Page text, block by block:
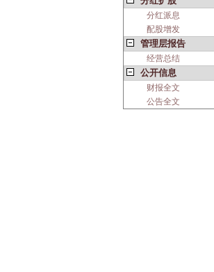
分红派息
配股增发
管理层报告
经营总结
公开信息
财报全文
公告全文